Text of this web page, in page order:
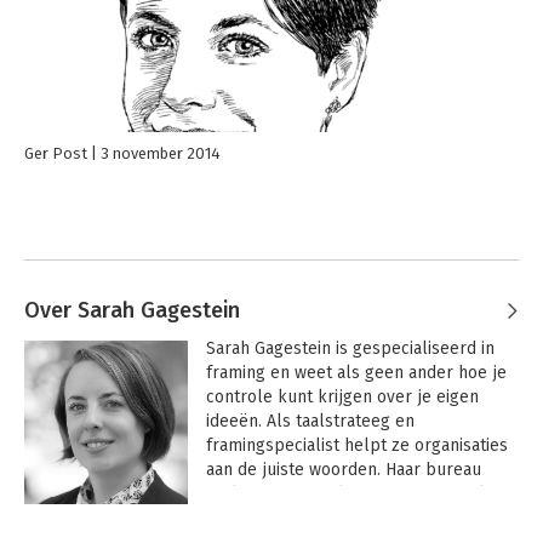
Ger Post 3 november 2014
Over Sarah Gagestein
Sarah Gagestein is gespecialiseerd in
framing en weet als geen ander hoe je
controle kunt krijgen over je eigen
ideeën. Als taalstrateeg en
framingspecialist helpt ze organisaties
aan de juiste woorden. Haar bureau